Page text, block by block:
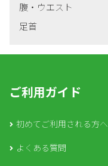
腹・ウエスト
足首
ご利用ガイド
初めてご利用される方へ
よくある質問